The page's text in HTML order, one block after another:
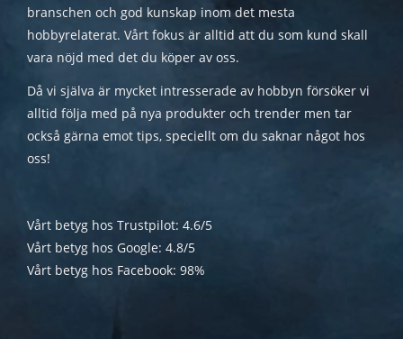
branschen och god kunskap inom det mesta
hobbyrelaterat. Vårt fokus är alltid att du som kund skall
vara nöjd med det du köper av oss.
Då vi själva är mycket intresserade av hobbyn försöker vi
alltid följa med på nya produkter och trender men tar
också gärna emot tips, speciellt om du saknar något hos
oss!
Vårt betyg hos Trustpilot: 4.6/5
Vårt betyg hos Google: 4.8/5
Vårt betyg hos Facebook: 98%